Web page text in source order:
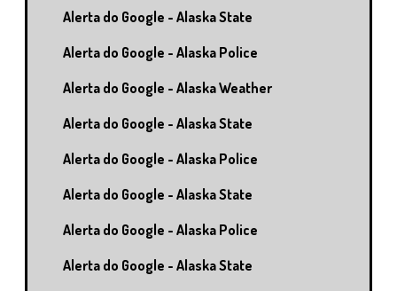
Alerta do Google - Alaska State
Alerta do Google - Alaska Police
Alerta do Google - Alaska Weather
Alerta do Google - Alaska State
Alerta do Google - Alaska Police
Alerta do Google - Alaska State
Alerta do Google - Alaska Police
Alerta do Google - Alaska State